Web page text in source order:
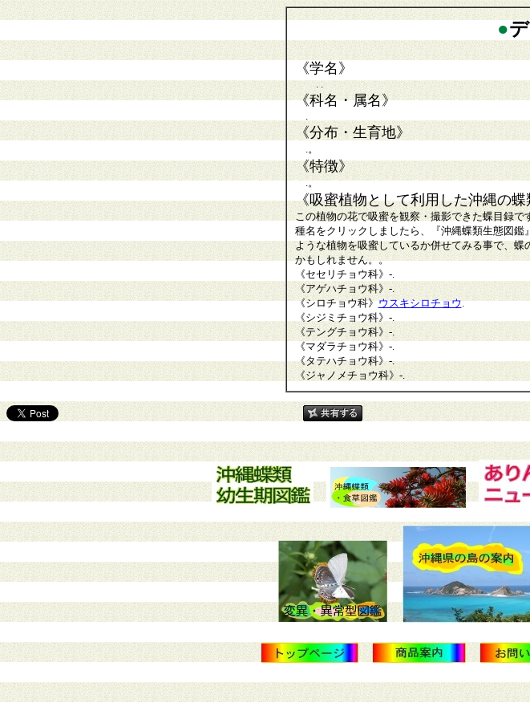
●
《学名》
. .
《科名・属名》
.
《分布・生育地》
.。
《特徴》
.。
《吸蜜植物として利用した沖縄の蝶
この植物の花で吸蜜を観察・撮影できた蝶目録で
種名をクリックしましたら、『沖縄蝶類生態図
ような植物を吸蜜しているか併せてみる事で、
かもしれません。。
《セセリチョウ科》 -.
《アゲハチョウ科》 -.
《シロチョウ科》ウスキシロチョウ.
《シジミチョウ科》 -.
《テングチョウ科》 -.
《マダラチョウ科》 -.
《タテハチョウ科》-.
《ジャノメチョウ科》 -.